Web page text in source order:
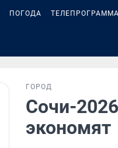
ПОГОДА ТЕЛЕПРОГРАММА
ГОРОД
Сочи-
экономят